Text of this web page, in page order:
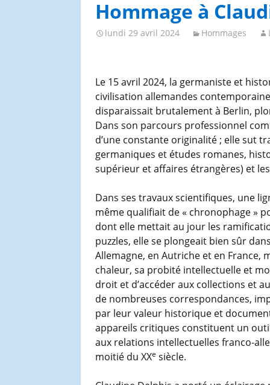
Hommage à
lundi 29 avril 2024 Hommages
Le 15 avril 2024, la germaniste et
civilisation allemandes
disparaissait brutalement à Berlin,
Dans son parcours professionnel
d’une constante originalité ; elle sut
germaniques et études romanes,
supérieur et affaires étrangères) et
Dans ses travaux scientifiques, une
même qualifiait de « chronophage »
dont elle mettait au jour les
puzzles, elle se plongeait bien sûr
Allemagne, en Autriche et en France,
chaleur, sa probité intellectuelle et
droit et d’accéder aux collections et
de nombreuses correspondances,
par leur valeur historique et
appareils critiques constituent un
aux relations intellectuelles franco-
moitié du XXe siècle.